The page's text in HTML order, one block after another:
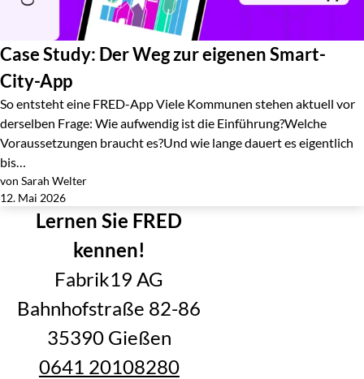
Case Study: Der Weg zur eigenen Smart-
City-App
So entsteht eine FRED-App Viele Kommunen stehen aktuell vor
derselben Frage: Wie aufwendig ist die Einführung?Welche
Voraussetzungen braucht es?Und wie lange dauert es eigentlich
bis…
von Sarah Welter
12. Mai 2026
Lernen Sie FRED
kennen!
Fabrik19 AG
Bahnhofstraße 82-86
35390 Gießen
0641 20108280